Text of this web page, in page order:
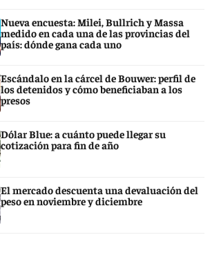
Nueva encuesta: Milei, Bullrich y Massa
medido en cada una de las provincias del
país: dónde gana cada uno
Escándalo en la cárcel de Bouwer: perfil de
los detenidos y cómo beneficiaban a los
presos
Dólar Blue: a cuánto puede llegar su
cotización para fin de año
El mercado descuenta una devaluación del
peso en noviembre y diciembre